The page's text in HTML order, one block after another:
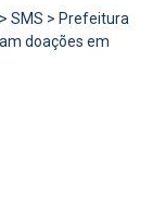
> SMS > Prefeitura
doações em